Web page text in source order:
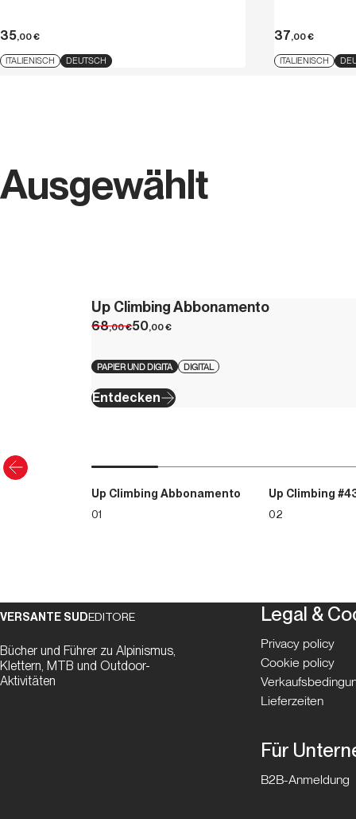
35,00€
ITALIENISCH DEUTSCH
37,00€
ITALIENISCH
Ausgewählt
Up Climbing Abbonamento
68,00€50,00€
PAPIER UND DIGITA DIGITAL
Entdecken
Up Climbing Abbonamento
01
Up Climbing
02
VERSANTE SUDEDITORE
Bücher und Führer zu Alpinismus,
Klettern, MTB und Outdoor-
Aktivitäten
Legal &
Privacy policy
Cookie policy
Lieferzeiten
Für
B2B-Anmeldung